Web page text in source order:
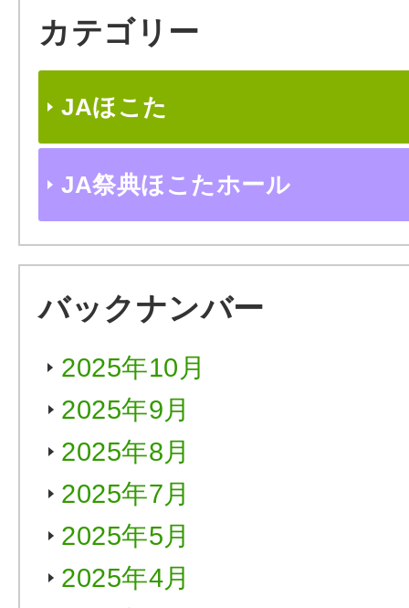
カテゴリー
JAほこた
JA祭典ほこたホール
バックナンバー
2025年10月
2025年9月
2025年8月
2025年7月
2025年5月
2025年4月